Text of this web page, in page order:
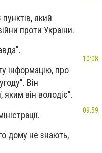
який
проти України.
інформацію, про
Він
яким він володіє".
дому не знають,
10:08
09:59